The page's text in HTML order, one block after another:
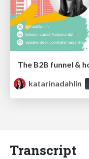
katarinadahlin
Transcript